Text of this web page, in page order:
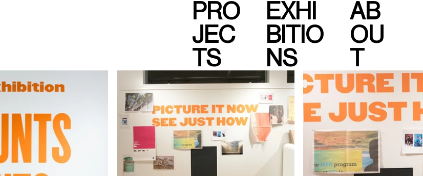
PRO
JEC
TS
EXHI
BITIO
NS
AB
OU
T